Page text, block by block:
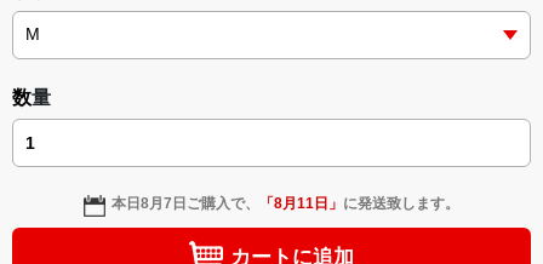
＜小説+作詞20曲+挿画50作品>
＜著者: 作詞/挿画作成＞ 凛々風 猛 -リリカゼタケル
日本語版: https://amzn.asia/d/3czgKs8
英語版: https://amzn.asia/d/bpIME7s
▶︎弛まぬ言霊 <+挿画/スケッチ&塗り絵ver.版>
-ロードムービー系ミュージカル小説 +作詞20曲
+挿画スケッチスタイル&塗り絵バージョン-
＜著者/小説:作詞:挿画作成＞
数量
本日8月7日 ご購入で、 「8月11日 」 に発送致します。
カートに追加